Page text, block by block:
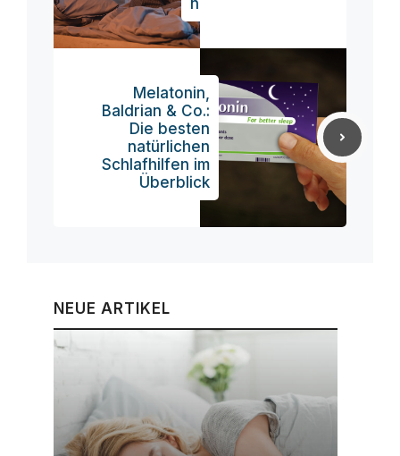
Melatonin,
Baldrian & Co.:
Die besten
natürlichen
Schlafhilfen im
Überblick
NEUE ARTIKEL